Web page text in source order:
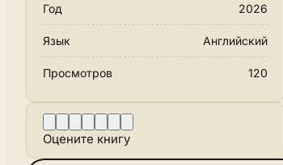
Год 2026
Язык Английский
Просмотров 120
Оцените книгу